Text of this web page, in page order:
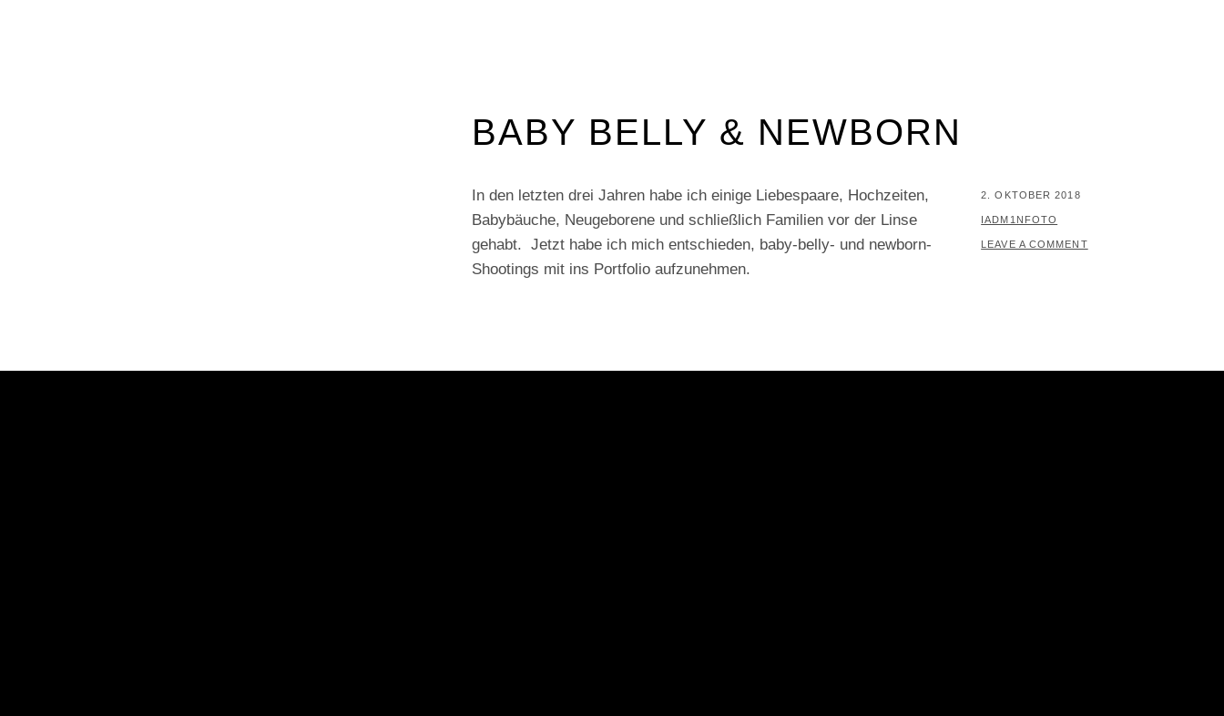
BABY BELLY & NEWBORN
In den letzten drei Jahren habe ich einige Liebespaare, Hochzeiten,
Babybäuche, Neugeborene und schließlich Familien vor der Linse
gehabt. Jetzt habe ich mich entschieden, baby-belly- und newborn-
Shootings mit ins Portfolio aufzunehmen.
POSTED
ON
2. OKTOBER 2018
BY
IADM1NFOTO
LEAVE A COMMENT